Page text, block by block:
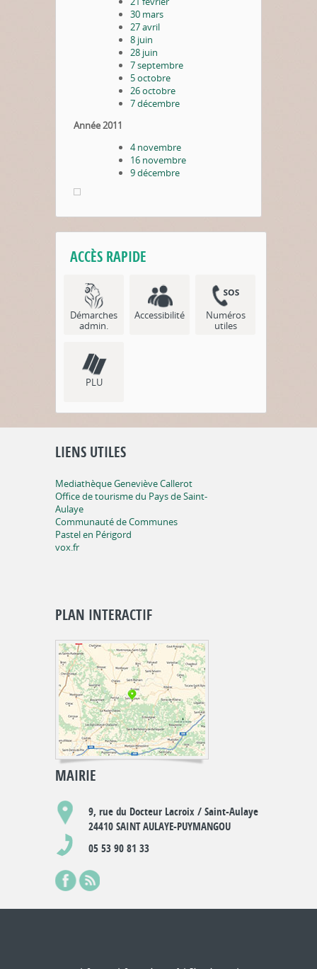
30 mars
27 avril
8 juin
28 juin
7 septembre
5 octobre
26 octobre
7 décembre
Année 2011
4 novembre
16 novembre
9 décembre
ACCÈS RAPIDE
Démarches
admin.
Accessibilité
Numéros
utiles
PLU
LIENS UTILES
Mediathèque Geneviève Callerot
Office de tourisme du Pays de Saint-
Aulaye
Communauté de Communes
Pastel en Périgord
vox.fr
PLAN INTERACTIF
MAIRIE
9, rue du Docteur Lacroix / Saint-Aulaye
24410 SAINT AULAYE-PUYMANGOU
05 53 90 81 33